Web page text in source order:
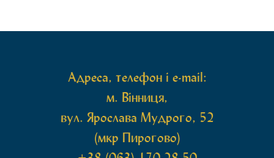
Адреса, телефон і e-mail:
м. Вінниця,
вул. Ярослава Мудрого, 52
(мкр Пирогово)